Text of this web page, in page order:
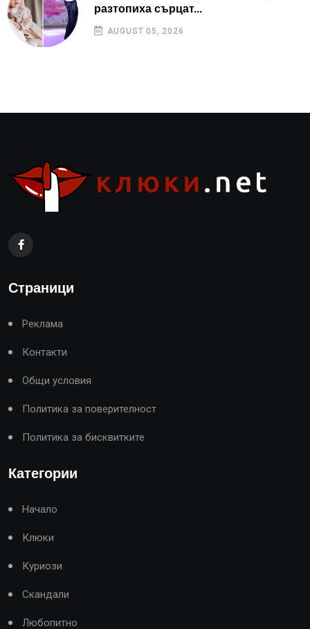
разтопиха сърцат...
AUGUST 05, 2026
Страници
Реклама
Контакти
Общи условия
Политика за поверителност
Политика за бисквитките
Категории
Начало
Клюки
Куриози
Скандали
Любопитно